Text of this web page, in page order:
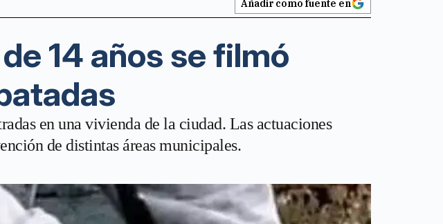
Añadir como fuente en
14 años se filmó
en una vivienda de la ciudad. Las actuaciones
de distintas áreas municipales.